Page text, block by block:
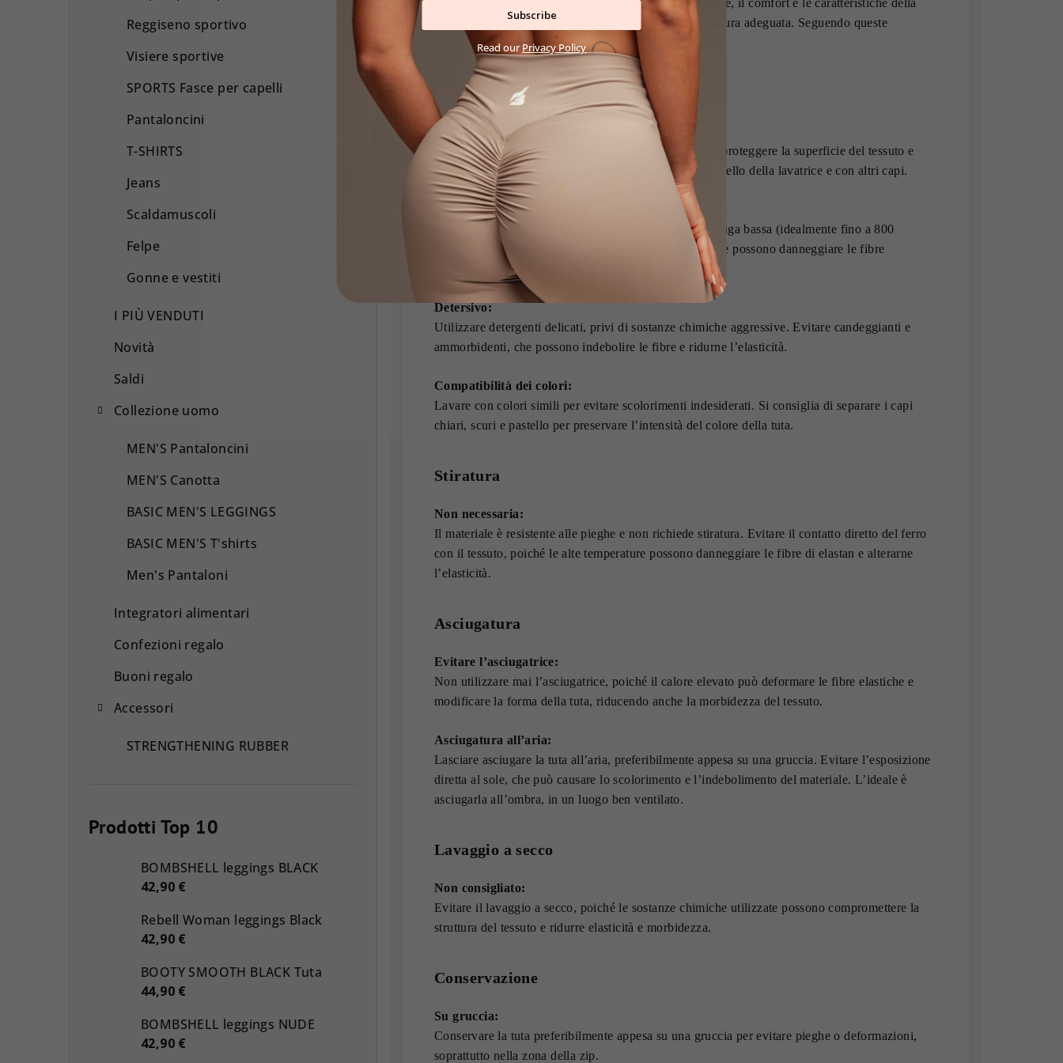
Reggiseno sportivo
Visiere sportive
SPORTS Fasce per capelli
Pantaloncini
T-SHIRTS
Jeans
Scaldamuscoli
Felpe
Gonne e vestiti
I PIÙ VENDUTI
Novità
Saldi
Collezione uomo
MEN'S Pantaloncini
MEN'S Canotta
BASIC MEN'S LEGGINGS
BASIC MEN'S T'shirts
Men's Pantaloni
Integratori alimentari
Confezioni regalo
Buoni regalo
Accessori
STRENGTHENING RUBBER
Prodotti Top 10
BOMBSHELL leggings BLACK
42,90 €
Rebell Woman leggings Black
42,90 €
BOOTY SMOOTH BLACK Tuta
44,90 €
BOMBSHELL leggings NUDE
42,90 €
tua tuta BASIC SPORTS, è importante dedicarle una cura adeguata. Seguendo queste
istruzioni dettagliate ne garantirai la qualità nel tempo.
Lavaggio
Lavare al rovescio:
Prima del lavaggio, gira sempre la tuta al rovescio per proteggere la superficie del tessuto e
prolungarne la durata. Questo riduce l’attrito con il cestello della lavatrice e con altri capi.
Bassa temperatura e centrifuga delicata:
Lavare a una temperatura massima di 30°C con centrifuga bassa (idealmente fino a 800
giri/min). Temperature più alte o centrifughe più intense possono danneggiare le fibre
elastiche, causando deformazioni e perdita di elasticità.
Detersivo:
Utilizzare detergenti delicati, privi di sostanze chimiche aggressive. Evitare candeggianti e
ammorbidenti, che possono indebolire le fibre e ridurne l’elasticità.
Compatibilità dei colori:
Lavare con colori simili per evitare scolorimenti indesiderati. Si consiglia di separare i capi
chiari, scuri e pastello per preservare l’intensità del colore della tuta.
Stiratura
Non necessaria:
Il materiale è resistente alle pieghe e non richiede stiratura. Evitare il contatto diretto del ferro
con il tessuto, poiché le alte temperature possono danneggiare le fibre di elastan e alterarne
l’elasticità.
Asciugatura
Evitare l’asciugatrice:
Non utilizzare mai l’asciugatrice, poiché il calore elevato può deformare le fibre elastiche e
modificare la forma della tuta, riducendo anche la morbidezza del tessuto.
Asciugatura all’aria:
Lasciare asciugare la tuta all’aria, preferibilmente appesa su una gruccia. Evitare l’esposizione
diretta al sole, che può causare lo scolorimento e l’indebolimento del materiale. L’ideale è
asciugarla all’ombra, in un luogo ben ventilato.
Lavaggio a secco
Non consigliato:
Evitare il lavaggio a secco, poiché le sostanze chimiche utilizzate possono compromettere la
struttura del tessuto e ridurre elasticità e morbidezza.
Conservazione
Su gruccia:
Conservare la tuta preferibilmente appesa su una gruccia per evitare pieghe o deformazioni,
soprattutto nella zona della zip.
Subscribe
Read ourPrivacy Policy